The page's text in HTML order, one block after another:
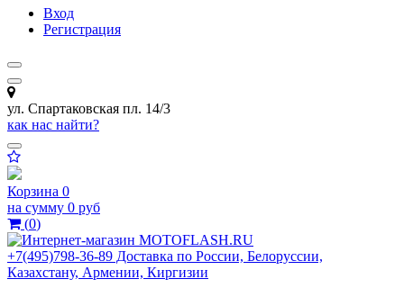
Вход
Регистрация
ул. Спартаковская пл. 14/3
как нас найти?
Корзина 0
на сумму 0 руб
(0)
+7(495)798-36-89 Доставка по России, Белоруссии,
Казахстану, Армении, Киргизии